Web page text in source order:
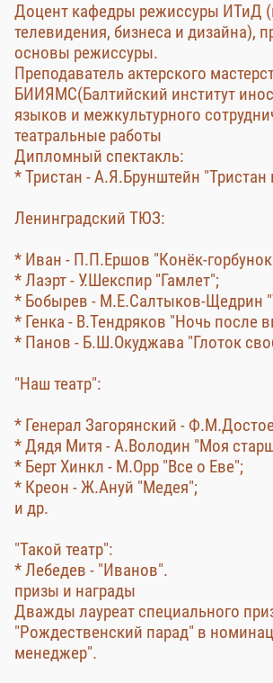
Доцент кафедры режиссуры ИТиД
телевидения, бизнеса и дизайна),
основы режиссуры.
Преподаватель актерского
БИИЯМС(Балтийский институт
языков и межкультурного
театральные работы
Дипломный спектакль:
* Тристан - А.Я.Брунштейн "Тристан
Ленинградский ТЮЗ:
* Иван - П.П.Ершов "Конёк-
* Лаэрт - У.Шекспир "Гамлет";
* Бобырев - М.Е.Салтыков-Щедрин
* Генка - В.Тендряков "Ночь после
* Панов - Б.Ш.Окуджава "Глоток
"Наш театр":
* Генерал Загорянский -
* Дядя Митя - А.Володин "Моя
* Берт Хинкл - М.Орр "Все о Еве";
* Креон - Ж.Ануй "Медея";
и др.
"Такой театр":
* Лебедев - "Иванов".
призы и награды
Дважды лауреат специального
"Рождественский парад" в
менеджер".